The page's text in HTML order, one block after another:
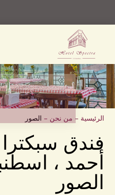
الرئيسية – من نحن – الصور
فندق
أحمد ،
الصور